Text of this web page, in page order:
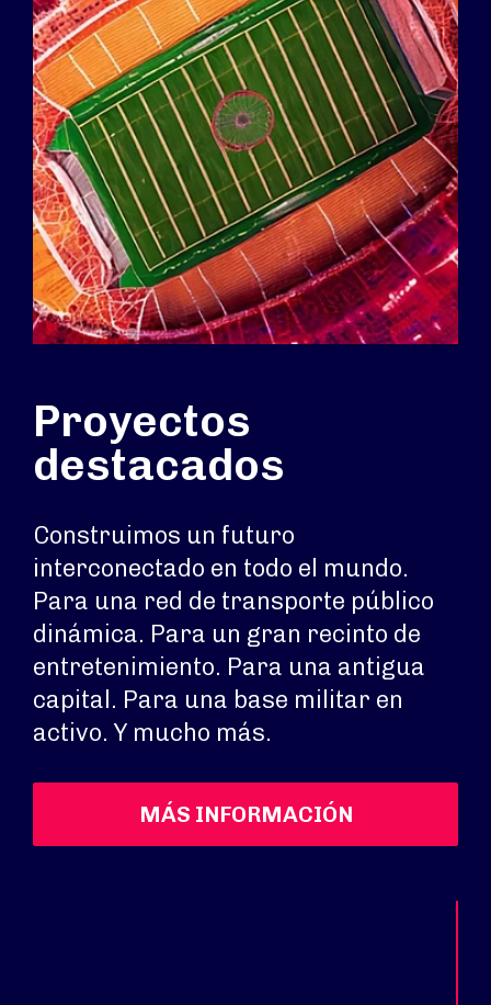
Proyectos
destacados
Construimos un futuro
interconectado en todo el mundo.
Para una red de transporte público
dinámica. Para un gran recinto de
entretenimiento. Para una antigua
capital. Para una base militar en
activo. Y mucho más.
MÁS INFORMACIÓN